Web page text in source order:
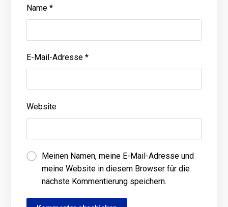
Name*
E-Mail-Adresse*
Website
Meinen Namen, meine E-Mail-Adresse und
meine Website in diesem Browser für die
nächste Kommentierung speichern.